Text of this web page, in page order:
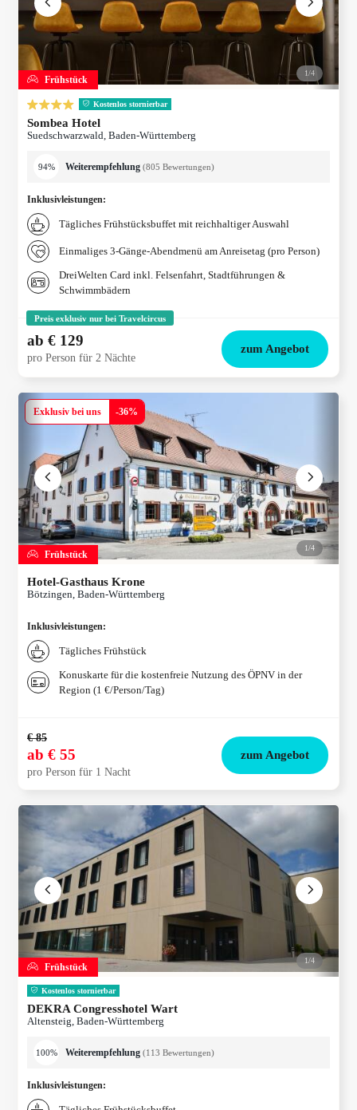
Frühstück
1/4
Kostenlos stornierbar
Sombea Hotel
Suedschwarzwald, Baden-Württemberg
94% Weiterempfehlung (805 Bewertungen)
Inklusivleistungen:
Tägliches Frühstücksbuffet mit reichhaltiger Auswahl
Einmaliges 3-Gänge-Abendmenü am Anreisetag (pro Person)
DreiWelten Card inkl. Felsenfahrt, Stadtführungen &
Schwimmbädern
Preis exklusiv nur bei Travelcircus
ab € 129
pro Person für 2 Nächte
zum Angebot
Frühstück
Exklusiv bei uns -36%
1/4
Hotel-Gasthaus Krone
Bötzingen, Baden-Württemberg
Inklusivleistungen:
Tägliches Frühstück
Konuskarte für die kostenfreie Nutzung des ÖPNV in der
Region (1 €/Person/Tag)
€ 85
ab € 55
pro Person für 1 Nacht
zum Angebot
Frühstück
1/4
Kostenlos stornierbar
DEKRA Congresshotel Wart
Altensteig, Baden-Württemberg
100% Weiterempfehlung (113 Bewertungen)
Inklusivleistungen: